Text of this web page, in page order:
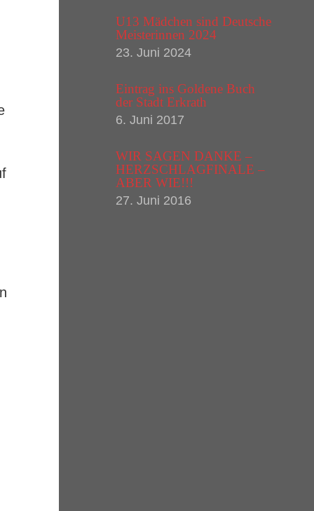
U13 Mädchen sind Deutsche
Meisterinnen 2024
23. Juni 2024
Eintrag ins Goldene Buch
der Stadt Erkrath
6. Juni 2017
WIR SAGEN DANKE –
HERZSCHLAGFINALE –
ABER WIE!!!
27. Juni 2016